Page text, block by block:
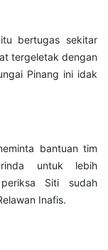
bertugas sekitar
tergeletak dengan
Pinang ini idak
bantuan tim
untuk lebih
Siti sudah
Inafis.